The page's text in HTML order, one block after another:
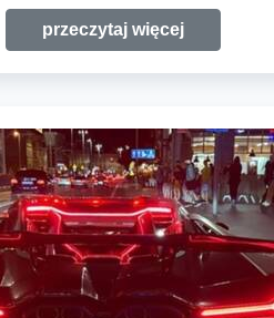
przeczytaj więcej